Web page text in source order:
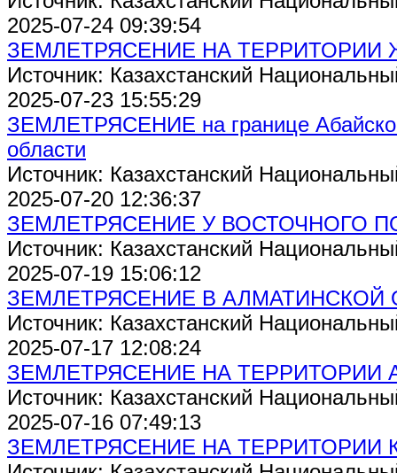
2025-07-24 09:39:54
ЗЕМЛЕТРЯСЕНИЕ НА ТЕРРИТОРИИ
Источник: Казахстанский
2025-07-23 15:55:29
ЗЕМЛЕТРЯСЕНИЕ на границе
области
Источник: Казахстанский
2025-07-20 12:36:37
ЗЕМЛЕТРЯСЕНИЕ У ВОСТОЧНОГО
Источник: Казахстанский
2025-07-19 15:06:12
ЗЕМЛЕТРЯСЕНИЕ В АЛМАТИНСКОЙ
Источник: Казахстанский
2025-07-17 12:08:24
ЗЕМЛЕТРЯСЕНИЕ НА ТЕРРИТОРИИ
Источник: Казахстанский
2025-07-16 07:49:13
ЗЕМЛЕТРЯСЕНИЕ НА ТЕРРИТОРИИ